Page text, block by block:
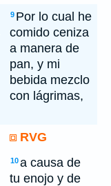
9 Por lo cual he
comido ceniza
a manera de
pan, y mi
bebida mezclo
con lágrimas,
RVG
10a causa de
tu enojo y de